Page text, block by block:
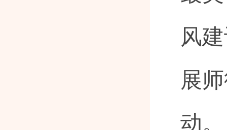
风
展
动。